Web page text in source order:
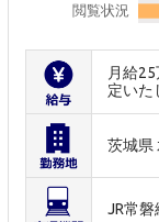
閲覧状況
月給
定いた
茨城県
JR常